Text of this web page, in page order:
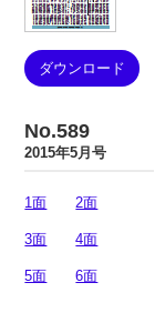
ダウンロード
No.589
2015年5月号
1面 2面
3面 4面
5面 6面